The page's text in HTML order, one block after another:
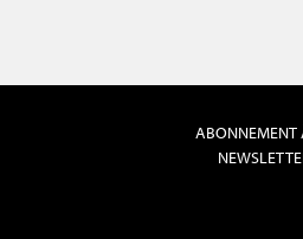
ABONNEMENT